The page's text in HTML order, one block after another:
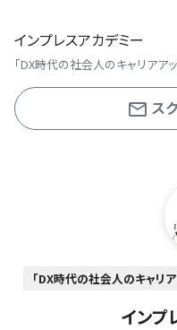
インプレスアカデミー
「DX時代の社会人のキャリアア
ス
「DX時代の社会人のキャリ
インプ